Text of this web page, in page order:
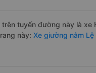
tuyến đường này là xe
này: Xe giường nằm